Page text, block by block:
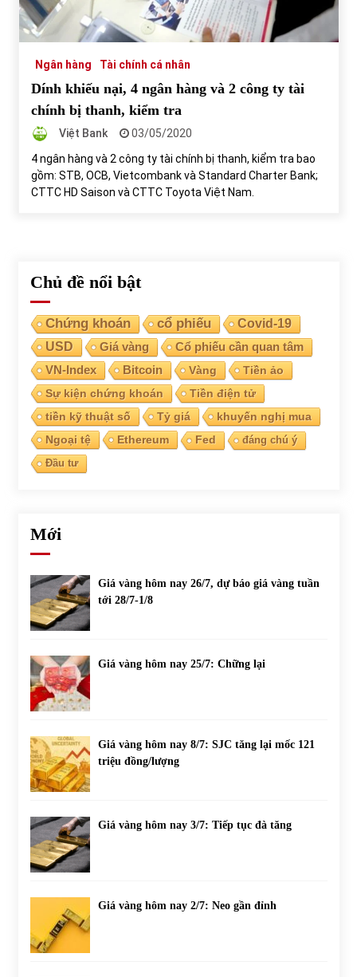
Tự doanh ngày 3.6.2022: CTCK mua ròng 28,7 tỷ đồng
31/05/2022
Bất ổn từ các cuộc đấu giá đất ở Thanh Hoá
31/05/2022
S&P Ratings cập nhật xếp hạng tín nhiệm của
Vietcombank và Eximbank
31/05/2022
Chứng khoán ngày 30/5/2022: Top 10 cổ phiếu nổi bật
31/05/2022
Ngân hàng Tài chính cá nhân
Dính khiếu nại, 4 ngân hàng và 2 công ty tài
chính bị thanh, kiểm tra
Việt Bank
03/05/2020
4 ngân hàng và 2 công ty tài chính bị thanh, kiểm tra bao
gồm: STB, OCB, Vietcombank và Standard Charter Bank;
CTTC HD Saison và CTTC Toyota Việt Nam.
Chủ đề nổi bật
Chứng khoán cổ phiếu
Covid-19
USD
Giá vàng Cổ phiếu cần quan tâm
VN-Index Bitcoin Vàng
Tiền ảo
Sự kiện chứng khoán
Tiền điện tử
tiền kỹ thuật số
Tỷ giá
khuyến nghị mua
Ngoại tệ
Ethereum Fed
đáng chú ý
Đầu tư
Mới
Giá vàng hôm nay 26/7, dự báo giá vàng tuần
tới 28/7-1/8
Giá vàng hôm nay 25/7: Chững lại
Giá vàng hôm nay 8/7: SJC tăng lại mốc 121
triệu đồng/lượng
Giá vàng hôm nay 3/7: Tiếp tục đà tăng
Giá vàng hôm nay 2/7: Neo gần đỉnh